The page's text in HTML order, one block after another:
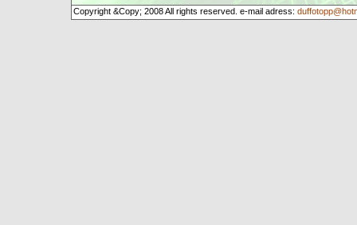
Copyright &Copy; 2008 All rights reserved. e-mail adress: